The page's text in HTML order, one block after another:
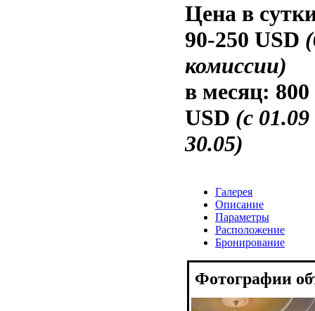
Цена в
90-250 USD
комиссии)
в месяц: 800
USD (с 01.09
30.05)
Галерея
Описание
Параметры
Расположение
Бронирование
Фотографии